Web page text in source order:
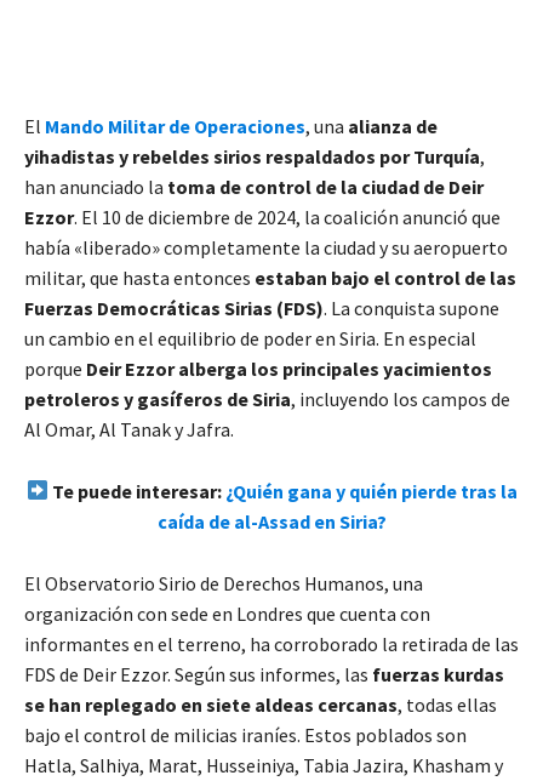
El Mando Militar de Operaciones, una alianza de
yihadistas y rebeldes sirios respaldados por Turquía,
han anunciado la toma de control de la ciudad de Deir
Ezzor. El 10 de diciembre de 2024, la coalición anunció que
había «liberado» completamente la ciudad y su aeropuerto
militar, que hasta entonces estaban bajo el control de las
Fuerzas Democráticas Sirias (FDS). La conquista supone
un cambio en el equilibrio de poder en Siria. En especial
porque Deir Ezzor alberga los principales yacimientos
petroleros y gasíferos de Siria, incluyendo los campos de
Al Omar, Al Tanak y Jafra.
Te puede interesar: ¿Quién gana y quién pierde tras la
caída de al-Assad en Siria?
El Observatorio Sirio de Derechos Humanos, una
organización con sede en Londres que cuenta con
informantes en el terreno, ha corroborado la retirada de las
FDS de Deir Ezzor. Según sus informes, las fuerzas kurdas
se han replegado en siete aldeas cercanas, todas ellas
bajo el control de milicias iraníes. Estos poblados son
Hatla, Salhiya, Marat, Husseiniya, Tabia Jazira, Khasham y